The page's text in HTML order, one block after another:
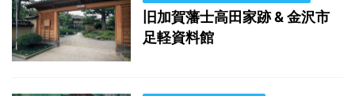
旧加賀藩士高田家跡 & 金沢市
足軽資料館